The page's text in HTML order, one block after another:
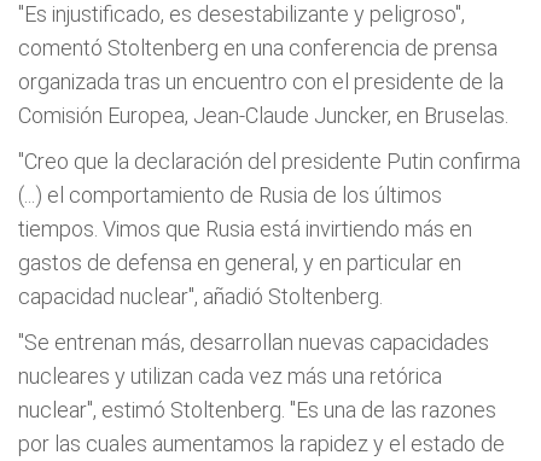
"Es injustificado, es desestabilizante y peligroso",
comentó Stoltenberg en una conferencia de prensa
organizada tras un encuentro con el presidente de la
Comisión Europea, Jean-Claude Juncker, en Bruselas.
"Creo que la declaración del presidente Putin confirma
(...) el comportamiento de Rusia de los últimos
tiempos. Vimos que Rusia está invirtiendo más en
gastos de defensa en general, y en particular en
capacidad nuclear", añadió Stoltenberg.
"Se entrenan más, desarrollan nuevas capacidades
nucleares y utilizan cada vez más una retórica
nuclear", estimó Stoltenberg. "Es una de las razones
por las cuales aumentamos la rapidez y el estado de